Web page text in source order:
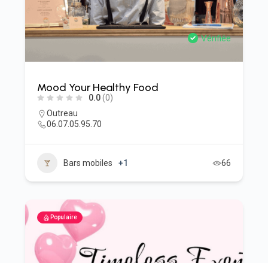
Vérifiée
Mood Your Healthy Food
0.0(0)
Outreau
06.07.05.95.70
Bars mobiles +1 66
Populaire